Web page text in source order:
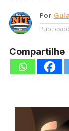
Por
Compartilhe